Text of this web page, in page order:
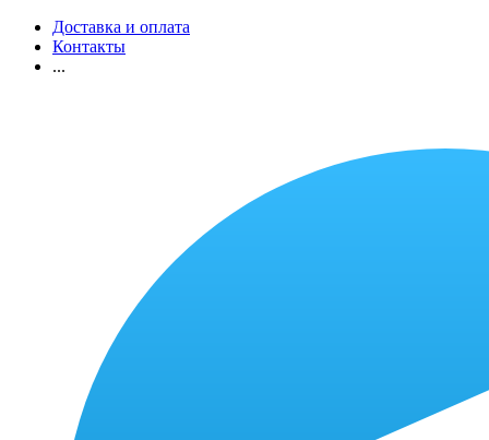
Доставка и оплата
Контакты
...